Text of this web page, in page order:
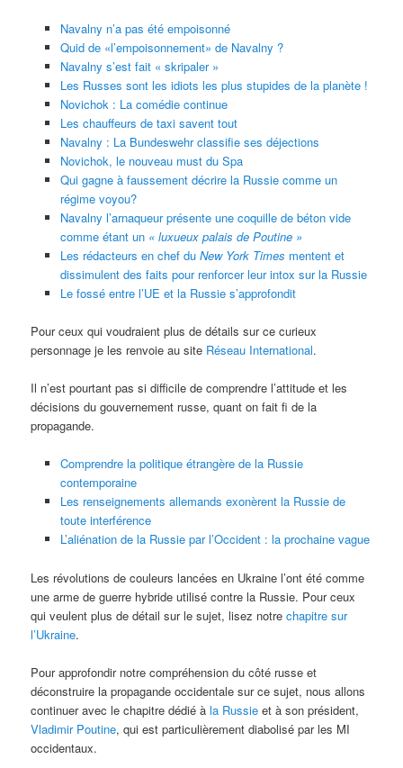
Navalny n’a pas été empoisonné
Quid de «l’empoisonnement» de Navalny ?
Navalny s’est fait « skripaler »
Les Russes sont les idiots les plus stupides de la planète !
Novichok : La comédie continue
Les chauffeurs de taxi savent tout
Navalny : La Bundeswehr classifie ses déjections
Novichok, le nouveau must du Spa
Qui gagne à faussement décrire la Russie comme un
régime voyou?
Navalny l’arnaqueur présente une coquille de béton vide
comme étant un « luxueux palais de Poutine »
Les rédacteurs en chef du New York Times mentent et
dissimulent des faits pour renforcer leur intox sur la Russie
Le fossé entre l’UE et la Russie s’approfondit
Pour ceux qui voudraient plus de détails sur ce curieux
personnage je les renvoie au site Réseau International.
Il n’est pourtant pas si difficile de comprendre l’attitude et les
décisions du gouvernement russe, quant on fait fi de la
propagande.
Comprendre la politique étrangère de la Russie
contemporaine
Les renseignements allemands exonèrent la Russie de
toute interférence
L’aliénation de la Russie par l’Occident : la prochaine vague
Les révolutions de couleurs lancées en Ukraine l’ont été comme
une arme de guerre hybride utilisé contre la Russie. Pour ceux
qui veulent plus de détail sur le sujet, lisez notrechapitre sur
l’Ukraine.
Pour approfondir notre compréhension du côté russe et
déconstruire la propagande occidentale sur ce sujet, nous allons
continuer avec le chapitre dédié àla Russie et à son président,
Vladimir Poutine, qui est particulièrement diabolisé par les MI
occidentaux.